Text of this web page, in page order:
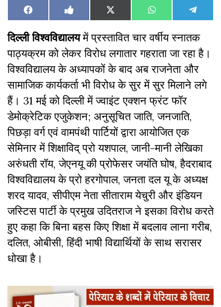
Share
on
Facebook Share
on
Like
on
Facebook
Share
on
X
(Twitter)
Share
on
WhatsAppShare
on
दिल्ली विश्वविद्यालयमें प्रस्तावित चार वर्षीय स्नातक
पाठ्यक्रम को लेकर विरोध लगातार गहराता जा रहा है।
विश्वविद्यालय के अध्यापकों के बाद अब राजनेता और
सामाजिक कार्यकर्ता भी विरोध के सुर में सुर मिलाने लगे
हैं। 31 मई को दिल्ली में ज्वाइंट एक्शन फ्रंट फॉर
डेमोक्रेटिक एजुकेशन; अनुसूचित जाति, जनजाति,
पिछड़ा वर्ग एवं वामपंथी पार्टियों द्वारा आयोजित एक
सेमिनार में शिक्षाविद् प्रो यशपाल, जानी-मानी लेखिका
अरुंधती रॉय, जेएनयू की प्रोफेसर जयंति घोष, हैदराबाद
विश्वविद्यालय के प्रो हरगोपाल, जनता दल यू के अध्यक्ष
शरद यादव, सीपीएम नेता सीताराम येचुरी और इंडियन
जस्टिस पार्टी के प्रमुख उदितराज ने इसका विरोध करते
हुए कहा कि बिना बहस किए शिक्षा में बदलाव लाना गरीब,
दलित, ओबीसी, हिंदी भाषी विद्यार्थियों के साथ सरासर
धोखा है।